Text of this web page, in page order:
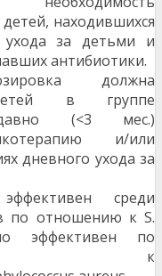
находившихся
ухода за детьми и
антибиотики.
должна
в группе
(<3 мес.)
и/или
дневного ухода за
среди
по отношению к S.
эффективен по
к